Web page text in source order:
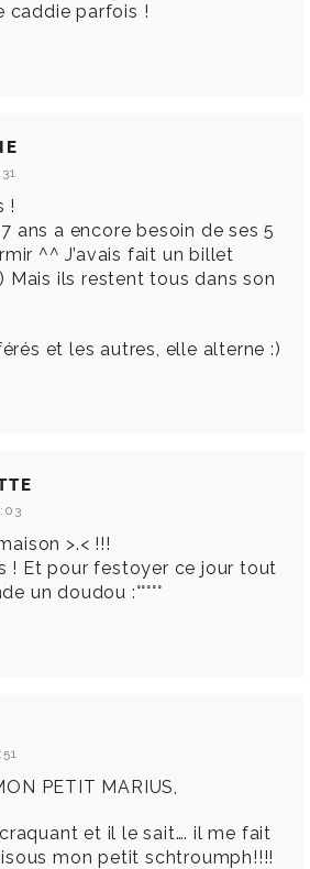
caddie parfois !
!
ans a encore besoin de ses 5
^^ J’avais fait un billet
Mais ils restent tous dans son
et les autres, elle alterne :)
>.< !!!
! Et pour festoyer ce jour tout
un doudou :°°°°°
PETIT MARIUS,
et il le sait…. il me fait
mon petit schtroumph!!!!